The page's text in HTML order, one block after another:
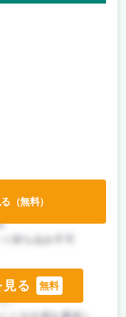
る 無料
持ち込み不可
。
（無料）